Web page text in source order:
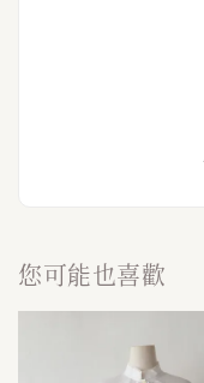
您可能也喜歡